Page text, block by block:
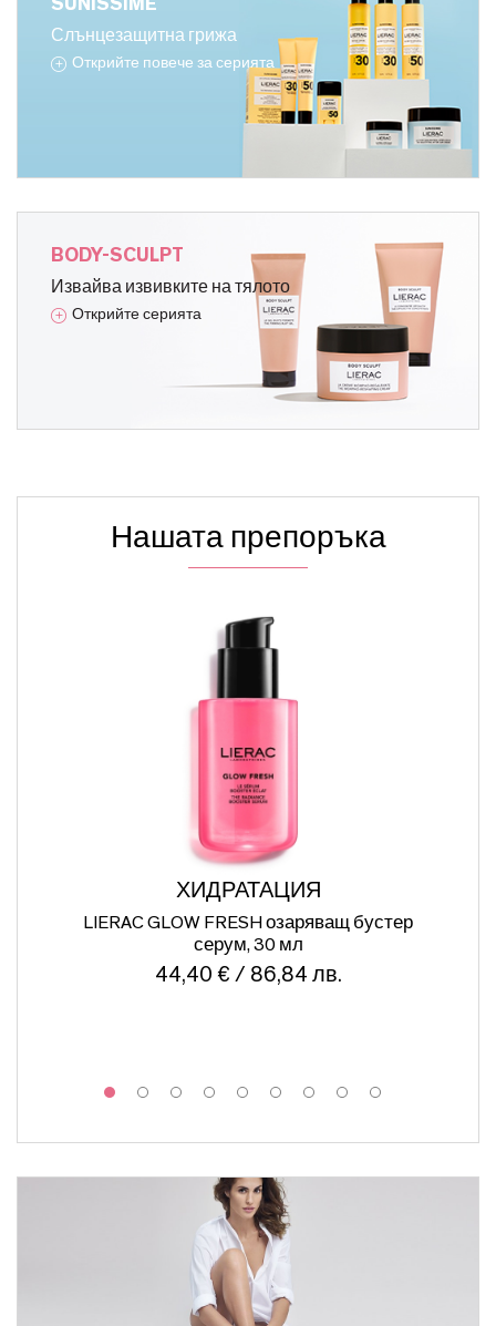
SUNISSIME
Слънцезащитна грижа
Открийте повече за серията
BODY-SCULPT
Извайва извивките на тялото
Открийте серията
Нашата препоръка
ХИДРАТАЦИЯ
LIERAC GLOW FRESH озаряващ бустер
серум, 30 мл
44,40 € / 86,84 лв.